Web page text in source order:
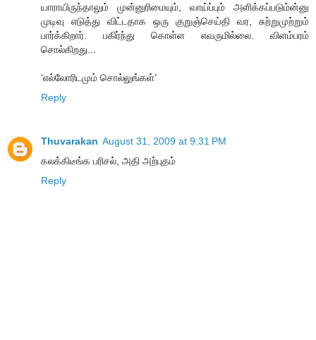
யாராயிருந்தாலும் முன்னுரிமையும், வாய்ப்பும் அளிக்கப்படும்ன்னு
முடிவு எடுத்து விட்டதாக ஒரு குறுஞ்செய்தி வர, சுற்றுமுற்றும்
பார்க்கிறார். பகிர்ந்து கொள்ள எவருமில்லை. விளம்பரம்
சொல்கிறது...
‘எல்லோரிடமும் சொல்லுங்கள்’
Reply
Thuvarakan August 31, 2009 at 9:31 PM
கலக்கிடீங்க பரிசல், அதி அற்புதம்
Reply